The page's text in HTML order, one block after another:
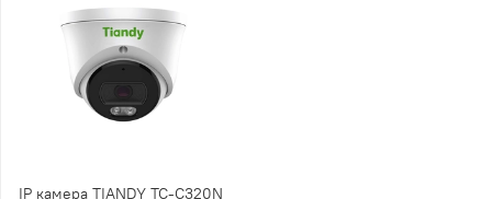
IP камера TIANDY TC-C320N